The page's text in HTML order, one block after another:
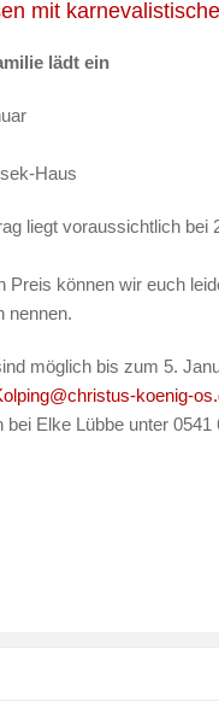
mit
lädt ein
Haus
liegt voraussichtlich bei
Preis können wir euch
nennen.
möglich bis zum 5.
koenig-
bei Elke Lübbe unter 0541